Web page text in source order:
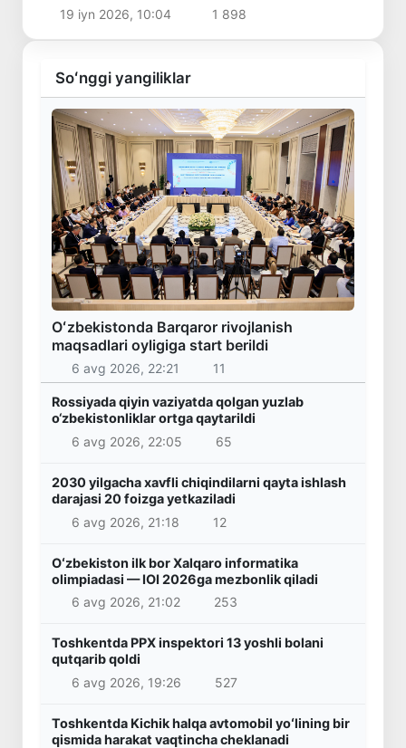
19 iyn 2026, 10:04 1 898
Soʻnggi yangiliklar
Oʻzbekistonda Barqaror rivojlanish
maqsadlari oyligiga start berildi
6 avg 2026, 22:21 11
Rossiyada qiyin vaziyatda qolgan yuzlab
o‘zbekistonliklar ortga qaytarildi
6 avg 2026, 22:05
65
2030 yilgacha xavfli chiqindilarni qayta ishlash
darajasi 20 foizga yetkaziladi
6 avg 2026, 21:18
12
Oʻzbekiston ilk bor Xalqaro informatika
olimpiadasi — IOI 2026ga mezbonlik qiladi
6 avg 2026, 21:02
253
Toshkentda PPX inspektori 13 yoshli bolani
qutqarib qoldi
6 avg 2026, 19:26
527
Toshkentda Kichik halqa avtomobil yoʻlining bir
qismida harakat vaqtincha cheklanadi